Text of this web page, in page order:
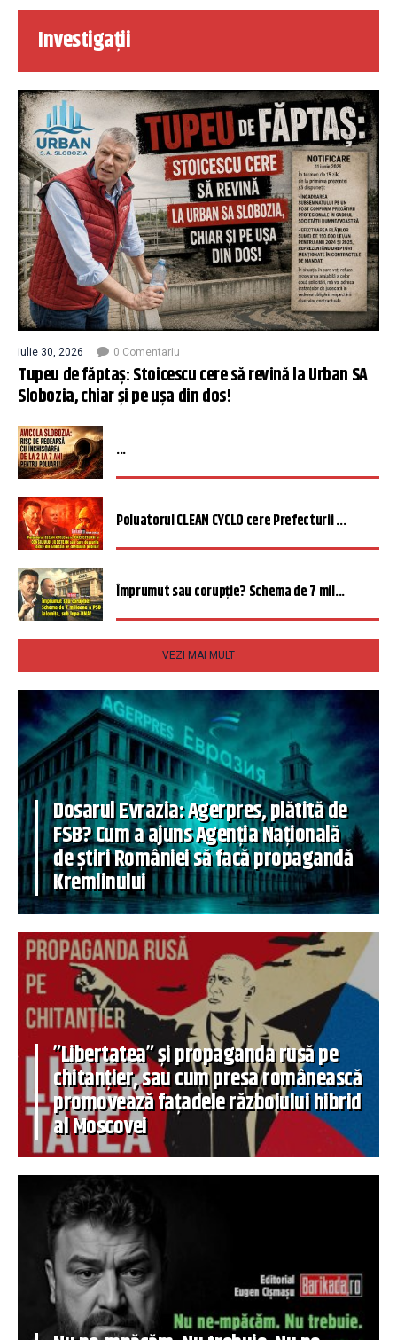
Investigații
iulie 30, 2026 0 Comentariu
Tupeu de făptaș: Stoicescu cere să revină la Urban SA
Slobozia, chiar și pe ușa din dos!
...
Poluatorul CLEAN CYCLO cere Prefecturii ...
Împrumut sau corupție? Schema de 7 mil...
VEZI MAI MULT
Dosarul Evrazia: Agerpres, plătită de
FSB? Cum a ajuns Agenția Națională
de știri României să facă propagandă
Kremlinului
”Libertatea” și propaganda rusă pe
chitanțier, sau cum presa românească
promovează fațadele războiului hibrid
al Moscovei